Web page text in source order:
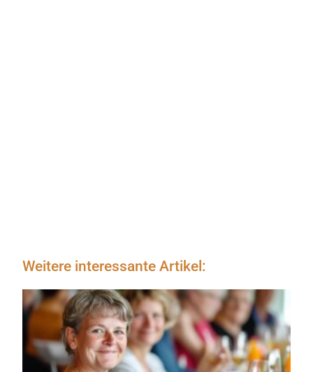
Weitere interessante Artikel: